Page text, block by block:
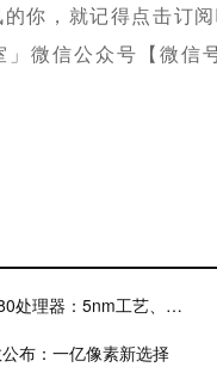
你，就记得点击订
」微信公众号【微
工艺、支持1.08亿像素主摄
布：一亿像素新选择